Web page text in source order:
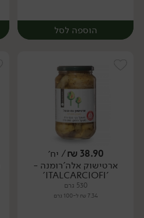
הוספה לסל
יח׳
38.90
₪/ יח׳
ארטישוק אלה'רומנה -
'ITALCARCIOFI'
530 גרם
7.34 ₪ ל-100 גרם